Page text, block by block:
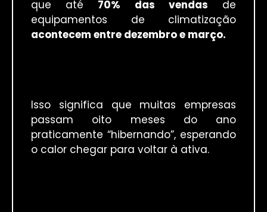
que até 70% das vendas de
equipamentos de climatização
acontecem entre dezembro e março.
Isso significa que muitas empresas
passam oito meses do ano
praticamente “hibernando”, esperando
o calor chegar para voltar à ativa.